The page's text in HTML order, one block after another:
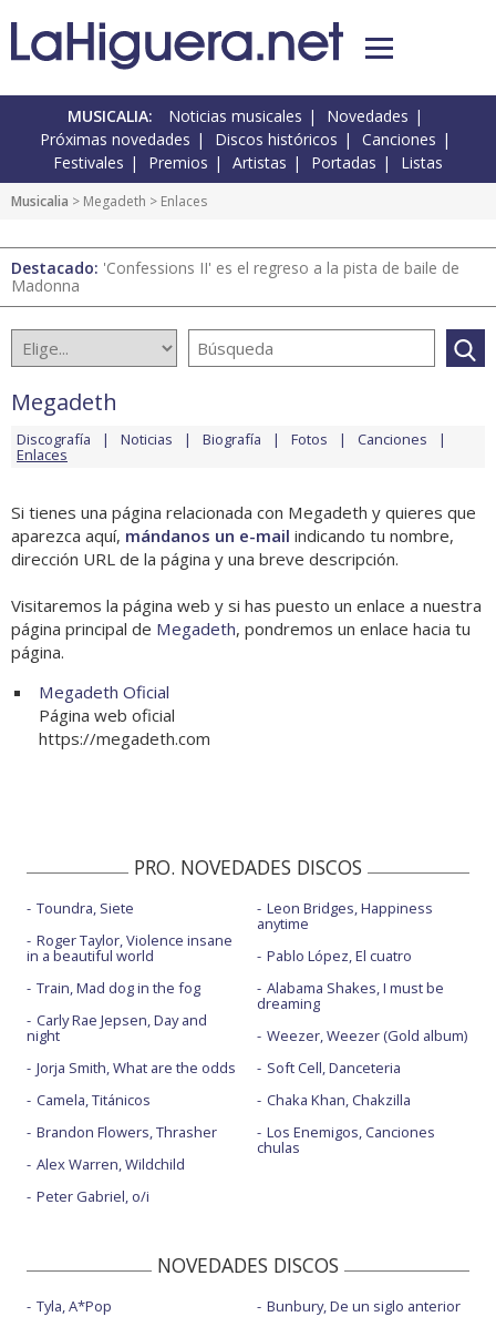
MUSICALIA: Noticias musicales
Novedades
Próximas novedades
Discos históricos
Canciones
Festivales
Premios Artistas Portadas Listas
Musicalia > Megadeth > Enlaces
Destacado: 'Confessions II' es el regreso a la pista de baile de
Madonna
Megadeth
Discografía Noticias Biografía Fotos Canciones
Enlaces
Si tienes una página relacionada con Megadeth y quieres que
aparezca aquí, mándanos un e-mail indicando tu nombre,
dirección URL de la página y una breve descripción.
Visitaremos la página web y si has puesto un enlace a nuestra
página principal de Megadeth, pondremos un enlace hacia tu
página.
Megadeth Oficial
Página web oficial
https://megadeth.com
PRO. NOVEDADES DISCOS
Toundra, Siete
Roger Taylor, Violence insane
in a beautiful world
Train, Mad dog in the fog
Carly Rae Jepsen, Day and
night
Jorja Smith, What are the odds
Camela, Titánicos
Brandon Flowers, Thrasher
Alex Warren, Wildchild
Peter Gabriel, o/i
Leon Bridges, Happiness
anytime
Pablo López, El cuatro
Alabama Shakes, I must be
dreaming
Weezer, Weezer (Gold album)
Soft Cell, Danceteria
Chaka Khan, Chakzilla
Los Enemigos, Canciones
chulas
NOVEDADES DISCOS
Tyla, A*Pop
Bunbury, De un siglo anterior